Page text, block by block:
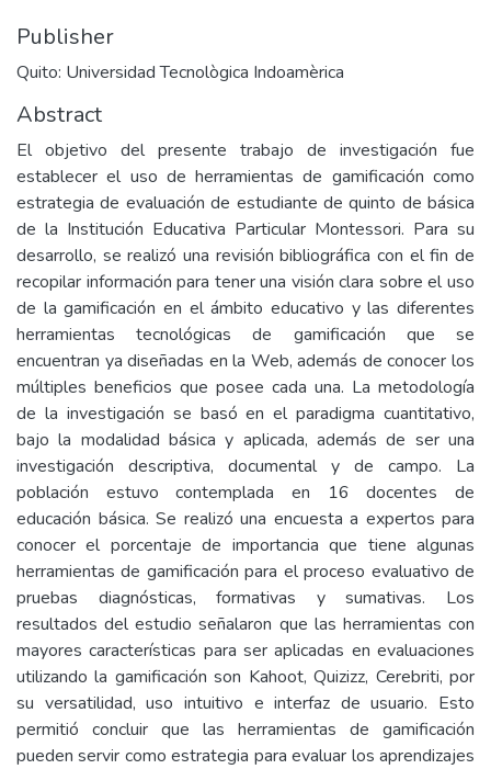
Publisher
Quito: Universidad Tecnològica Indoamèrica
Abstract
El objetivo del presente trabajo de investigación fue
establecer el uso de herramientas de gamificación como
estrategia de evaluación de estudiante de quinto de básica
de la Institución Educativa Particular Montessori. Para su
desarrollo, se realizó una revisión bibliográfica con el fin de
recopilar información para tener una visión clara sobre el uso
de la gamificación en el ámbito educativo y las diferentes
herramientas tecnológicas de gamificación que se
encuentran ya diseñadas en la Web, además de conocer los
múltiples beneficios que posee cada una. La metodología
de la investigación se basó en el paradigma cuantitativo,
bajo la modalidad básica y aplicada, además de ser una
investigación descriptiva, documental y de campo. La
población estuvo contemplada en 16 docentes de
educación básica. Se realizó una encuesta a expertos para
conocer el porcentaje de importancia que tiene algunas
herramientas de gamificación para el proceso evaluativo de
pruebas diagnósticas, formativas y sumativas. Los
resultados del estudio señalaron que las herramientas con
mayores características para ser aplicadas en evaluaciones
utilizando la gamificación son Kahoot, Quizizz, Cerebriti, por
su versatilidad, uso intuitivo e interfaz de usuario. Esto
permitió concluir que las herramientas de gamificación
pueden servir como estrategia para evaluar los aprendizajes